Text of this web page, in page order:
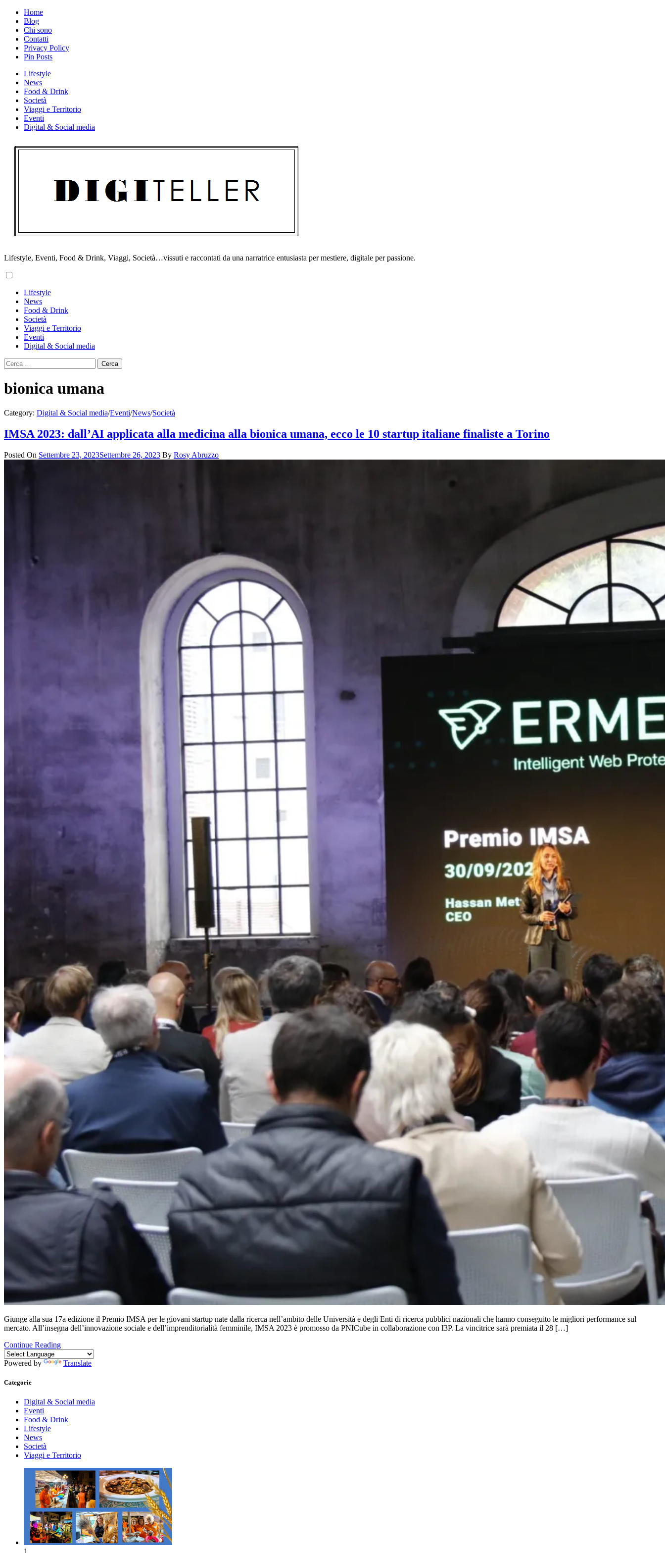
Skip
content
Home
Blog
Chi sono
Contatti
Privacy Policy
Pin Posts
Lifestyle
News
Food & Drink
Società
Viaggi e Territorio
Eventi
Digital & Social media
Lifestyle, Eventi, Food & Drink, Viaggi, Società…vissuti e raccontati da una narratrice entusiasta per mestiere, digitale per passione.
Menu
Lifestyle
News
Food & Drink
Società
Viaggi e Territorio
Eventi
Digital & Social media
Ricerca
per:
bionica umana
Category: Digital & Social media/Eventi/News/Società
IMSA 2023: dall’AI applicata alla medicina alla bionica umana, ecco le 10 startup italiane finaliste a Torino
Posted On Settembre 23, 2023Settembre 26, 2023 By Rosy Abruzzo
Giunge alla sua 17a edizione il Premio IMSA per le giovani startup nate dalla ricerca nell’ambito delle Università e degli Enti di ricerca pubblici nazionali che hanno conseguito le migliori performance sul
mercato. All’insegna dell’innovazione sociale e dell’imprenditorialità femminile, IMSA 2023 è promosso da PNICube in collaborazione con I3P. La vincitrice sarà premiata il 28 […]
Continue Reading
Powered by Translate
Categorie
Digital & Social media
Eventi
Food & Drink
Lifestyle
News
Società
Viaggi e Territorio
1